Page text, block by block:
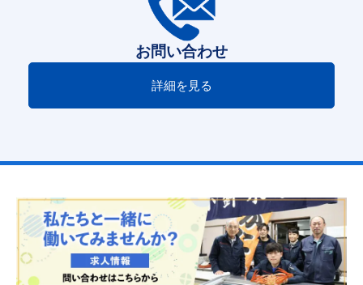
お問い合わせ
詳細を見る